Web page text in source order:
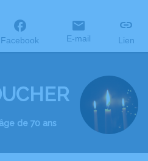
Facebook E-mail Lien
de 70 ans